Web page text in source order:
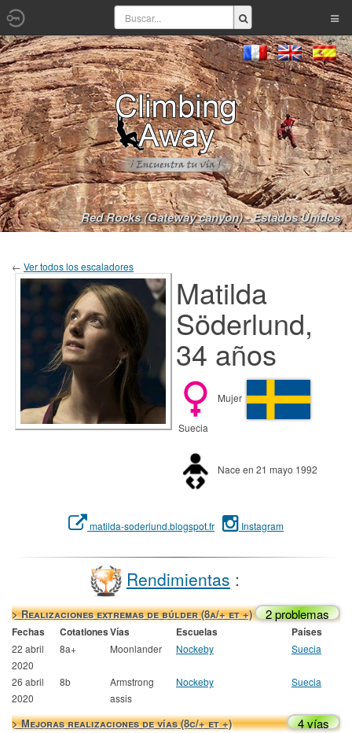
Red Rocks (Gateway canyon) - Estados Unidos
← Ver todos los escaladores
Matilda
Söderlund,
34 años
Mujer
Suecia
Nace en 21 mayo 1992
matilda-soderlund.blogspot.fr Instagram
Rendimientas :
> Realizaciones extremas de búlder (8a/+ et +) 2 problemas
Fechas CotationesVías Escuelas Países
22 abril
2020
8a+ Moonlander Nockeby Suecia
26 abril
2020
8b
Armstrong
assis
Nockeby Suecia
> Mejoras realizaciones de vías (8c/+ et +) 4 vías